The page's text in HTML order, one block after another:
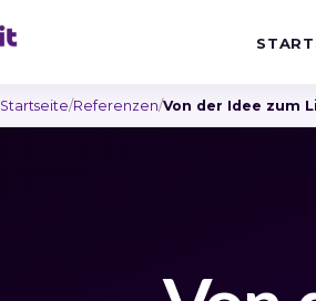
Startseite/Referenzen/Von der Idee zum